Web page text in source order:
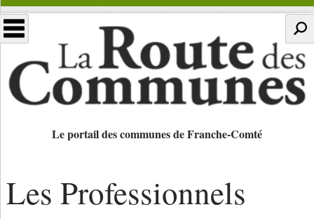
Le portail des communes de Franche-Comté
Les Professionnels